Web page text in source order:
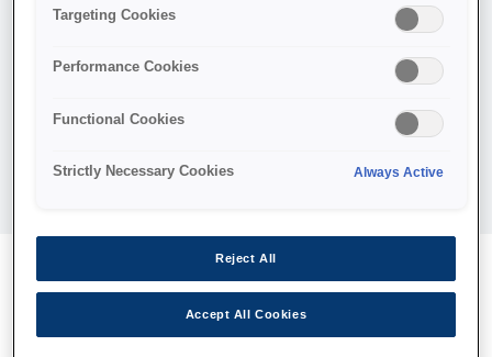
Жаңа EcoTank сатып алғаныңызбен құттықтаймыз. Өнім
қызметінен ләззат алыңыз.
ұсынады, бұл сіздің принтеріңіздің ең жақсы жұмыс істеуін
бірге келеді.
Пайдаланушы түрі
Targeting Cookies
Performance Cookies
Functional Cookies
Strictly Necessary Cookies Always Active
Reject All
Accept All Cookies